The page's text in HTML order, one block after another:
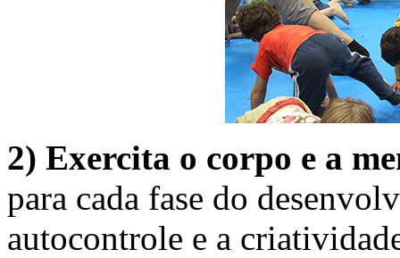
2) Exercita o corpo e a
para cada fase do
autocontrole e a